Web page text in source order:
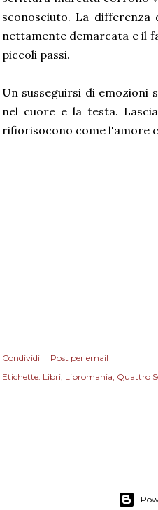
sconosciuto. La differenza
nettamente demarcata e il
piccoli passi.
Un susseguirsi di emozioni
nel cuore e la testa.
rifiorisocono come l'amore
Condividi
Post per email
Etichette: Libri Libromania Quattro